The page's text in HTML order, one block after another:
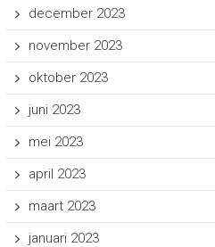
december 2023
november 2023
oktober 2023
juni 2023
mei 2023
april 2023
maart 2023
januari 2023